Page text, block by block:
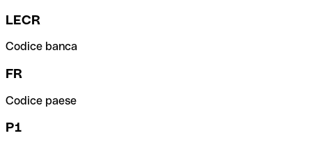
LECR
Codice banca
FR
Codice paese
P1